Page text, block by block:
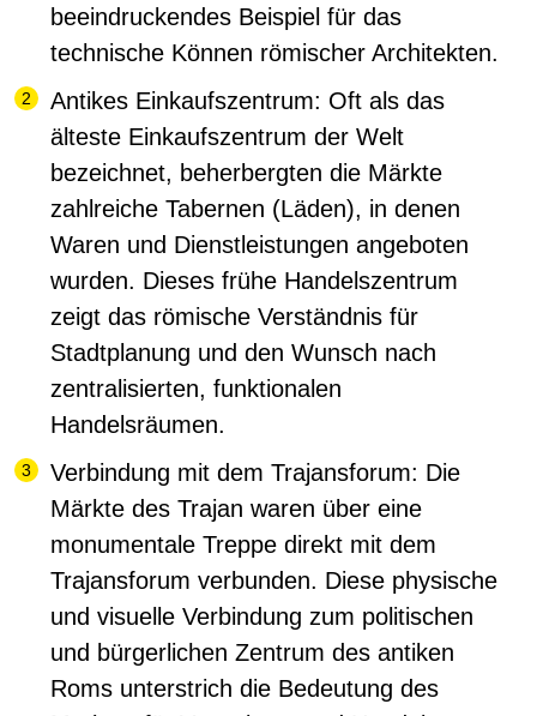
beeindruckendes Beispiel für das
technische Können römischer Architekten.
Antikes Einkaufszentrum: Oft als das
älteste Einkaufszentrum der Welt
bezeichnet, beherbergten die Märkte
zahlreiche Tabernen (Läden), in denen
Waren und Dienstleistungen angeboten
wurden. Dieses frühe Handelszentrum
zeigt das römische Verständnis für
Stadtplanung und den Wunsch nach
zentralisierten, funktionalen
Handelsräumen.
Verbindung mit dem Trajansforum: Die
Märkte des Trajan waren über eine
monumentale Treppe direkt mit dem
Trajansforum verbunden. Diese physische
und visuelle Verbindung zum politischen
und bürgerlichen Zentrum des antiken
Roms unterstrich die Bedeutung des